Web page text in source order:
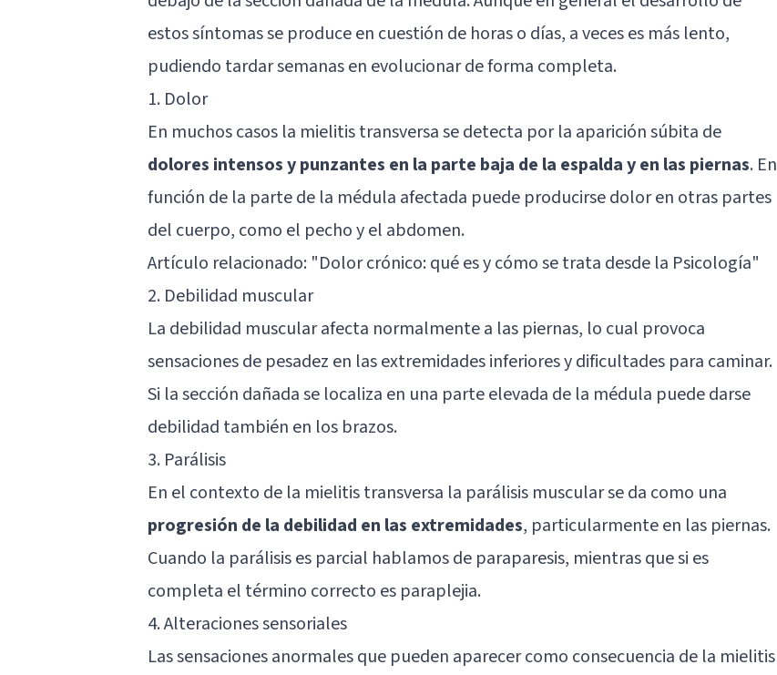
estos síntomas se produce en cuestión de horas o días, a veces es más lento,
pudiendo tardar semanas en evolucionar de forma completa.
1. Dolor
En muchos casos la mielitis transversa se detecta por la aparición súbita de
dolores intensos y punzantes en la parte baja de la espalda y en las piernas. En
función de la parte de la médula afectada puede producirse dolor en otras partes
del cuerpo, como el pecho y el abdomen.
Artículo relacionado: "Dolor crónico: qué es y cómo se trata desde la Psicología"
2. Debilidad muscular
La debilidad muscular afecta normalmente a las piernas, lo cual provoca
sensaciones de pesadez en las extremidades inferiores y dificultades para caminar.
Si la sección dañada se localiza en una parte elevada de la médula puede darse
debilidad también en los brazos.
3. Parálisis
En el contexto de la mielitis transversa la parálisis muscular se da como una
progresión de la debilidad en las extremidades, particularmente en las piernas.
Cuando la parálisis es parcial hablamos de paraparesis, mientras que si es
completa el término correcto es paraplejia.
4. Alteraciones sensoriales
Las sensaciones anormales que pueden aparecer como consecuencia de la mielitis